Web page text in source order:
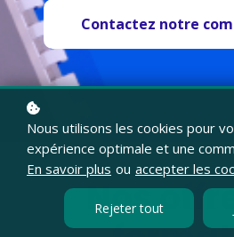
Contactez notre
Nos
Nous utilisons les cookies pour
expérience optimale et une
En savoir plus ou accepter les
Rejeter tout